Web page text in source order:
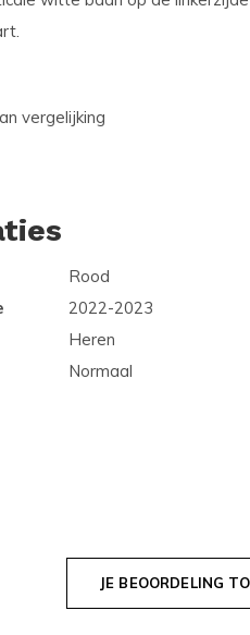
vergelijking
Rood
2022-2023
Heren
Normaal
JE BEOORDELING